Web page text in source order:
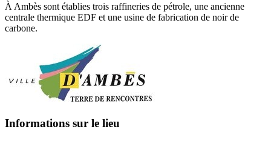
À Ambès sont établies trois raffineries de pétrole, une ancienne
centrale thermique EDF et une usine de fabrication de noir de
carbone.
Informations sur le lieu